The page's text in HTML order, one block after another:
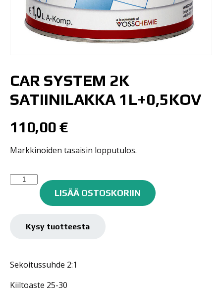
CAR SYSTEM 2K
SATIINILAKKA 1L+0,5KOV
110,00 €
Markkinoiden tasaisin lopputulos.
Car
1L+0,5kov
LISÄÄ OSTOSKORIIN
Kysy tuotteesta
Sekoitussuhde 2:1
Kiiltoaste 25-30